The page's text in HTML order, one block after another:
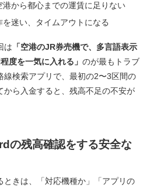
から都心までの運賃に足りない
迷い、タイムアウトになる
は 「空港のJR券売機で、多言語表示
度を一気に入れる」 のが最もトラブ
線検索アプリで、最初の2〜3区間の
から入金すると、残高不足の不安が
の残高確認をする安全な
ときは、「対応機種か」「アプリの